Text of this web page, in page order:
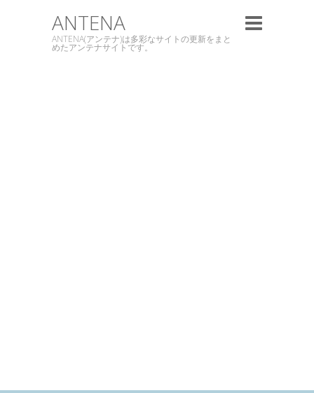
ANTENA
ANTENA(アンテナ)は多彩なサイトの更新をまと
めたアンテナサイトです。